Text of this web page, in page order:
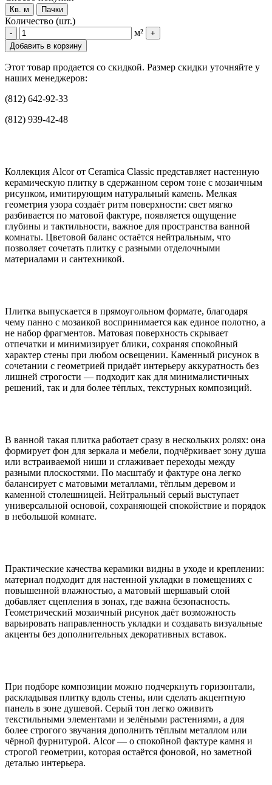
Кв. м Пачки
Количество (шт.)
- м²
+
Добавить в корзину
Этот товар продается со скидкой. Размер скидки уточняйте у
наших менеджеров:
(812) 642-92-33
(812) 939-42-48
Коллекция Alcor от Ceramica Classic представляет настенную
керамическую плитку в сдержанном сером тоне с мозаичным
рисунком, имитирующим натуральный камень. Мелкая
геометрия узора создаёт ритм поверхности: свет мягко
разбивается по матовой фактуре, появляется ощущение
глубины и тактильности, важное для пространства ванной
комнаты. Цветовой баланс остаётся нейтральным, что
позволяет сочетать плитку с разными отделочными
материалами и сантехникой.
Плитка выпускается в прямоугольном формате, благодаря
чему панно с мозаикой воспринимается как единое полотно, а
не набор фрагментов. Матовая поверхность скрывает
отпечатки и минимизирует блики, сохраняя спокойный
характер стены при любом освещении. Каменный рисунок в
сочетании с геометрией придаёт интерьеру аккуратность без
лишней строгости — подходит как для минималистичных
решений, так и для более тёплых, текстурных композиций.
В ванной такая плитка работает сразу в нескольких ролях: она
формирует фон для зеркала и мебели, подчёркивает зону душа
или встраиваемой ниши и сглаживает переходы между
разными плоскостями. По масштабу и фактуре она легко
балансирует с матовыми металлами, тёплым деревом и
каменной столешницей. Нейтральный серый выступает
универсальной основой, сохраняющей спокойствие и порядок
в небольшой комнате.
Практические качества керамики видны в уходе и креплении:
материал подходит для настенной укладки в помещениях с
повышенной влажностью, а матовый шершавый слой
добавляет сцепления в зонах, где важна безопасность.
Геометрический мозаичный рисунок даёт возможность
варьировать направленность укладки и создавать визуальные
акценты без дополнительных декоративных вставок.
При подборе композиции можно подчеркнуть горизонтали,
раскладывая плитку вдоль стены, или сделать акцентную
панель в зоне душевой. Серый тон легко оживить
текстильными элементами и зелёными растениями, а для
более строгого звучания дополнить тёплым металлом или
чёрной фурнитурой. Alcor — о спокойной фактуре камня и
строгой геометрии, которая остаётся фоновой, но заметной
деталью интерьера.